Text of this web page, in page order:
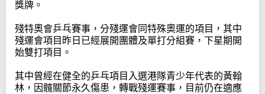
獎牌。
殘特奧會乒乓賽事，分殘運會同特殊奧運的項目，其中
殘運會項目昨日已經展開團體及單打分組賽，下星期開
始雙打項目。
其中曾經在健全的乒乓項目入選港隊青少年代表的黃翰
林，因髖關節永久傷患，轉戰殘運賽事，目前仍在適應